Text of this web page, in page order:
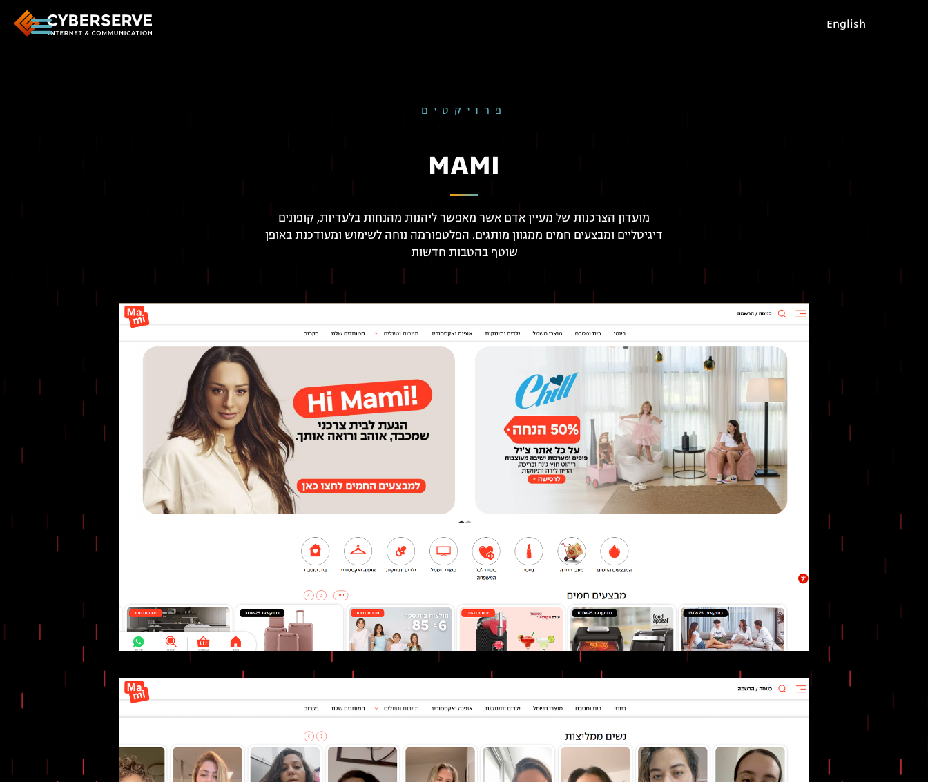
English
פרויקטים
MAMI
מועדון הצרכנות של מעיין אדם אשר מאפשר ליהנות מהנחות בלעדיות, קופונים
דיגיטליים ומבצעים חמים ממגוון מותגים. הפלטפורמה נוחה לשימוש ומעודכנת באופן
שוטף בהטבות חדשות